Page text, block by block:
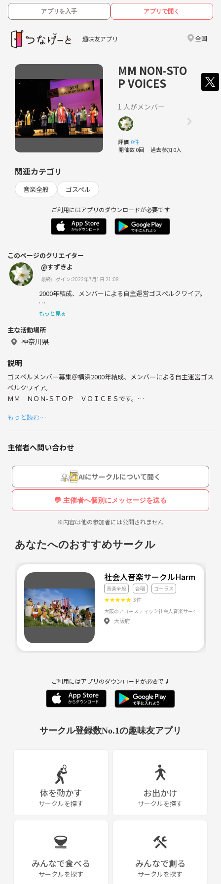
アプリを入手 アプリで開く
趣味友アプリ 全国
MM NON-STO
P VOICES
1 人がメンバー
評価 0件
開催数 0回 過去参加 0人
関連カテゴリ
音楽全般 ゴスペル
ご利用にはアプリのダウンロードが必要です
このページのクリエイター
@すずきよ
最終ログイン:2022年7月1日 21:08
2000年結成、メンバーによる自主運営ゴスペルクワイア。
ＭＭ ＮＯＮ-ＳＴＯＰ ＶＯＩＣＥＳです。
年齢も職業の違いも越えて集まった様々な顔ぶれのメンバ
ーが、好奇心旺盛にフットワークも軽く活動しているコー
ル担当、兼、広報、兼、MC等幅広く活動しています。
ステージに立って、今まで知らない自分に出会えるか
も？！ お気軽にお問い合わせくださいね。
もっと見る
主な活動場所
神奈川県
説明
ゴスペルメンバー募集＠横浜2000年結成、メンバーによる自主運営ゴス
ペルクワイア。
ＭＭ ＮＯＮ-ＳＴＯＰ ＶＯＩＣＥＳです。
旺盛にフットワークも軽く活動しているコーラスグループです。楽譜が
読めなくても大丈夫。耳と体でコツコツと歌を覚えていきます。ゴスペ
ルを歌ってみたい！音楽が好き！ならば、迷わずぜひご一緒に。
練習場所は白楽サロン（東横線白楽駅より徒歩5分）、毎週金曜日19：3
大人の部活動！笑いの絶えない、密度の濃い時間を過ごしています。
講師はパワフルソウルシンガーGONZA、見た目はクールながらうちに
横浜に数多くのゴスペルクワイアはありますが、生ピアノの素晴らしさ
ん！！！
詳しくはこちらをご覧ください。
http://mmgospel.web.fc2.com/
15年夏にはＦＭ横浜・ザブリーズ「街角ベスト5」、新聞折り込み広告
「タウンニュース神奈川区版」で紹介されました。
youtubeもご覧ください。
https://www.youtube.com/watch?v=pQL4MIJks40
コンサートの映像
https://www.youtube.com/watch?v=tZwap0fh7lU&feature=youtu.be
スポットライトを浴びて、ハジケたいあなた！
【サークル設立の想い】
設立し、グループとしてメンバー自身で運営しています。
講師による歌唱指導を受けながら、メンバー自らもアイデアを出し歌
もっと読む…
主催者へ問い合わせ
AIにサークルについて聞く
💬 主催者へ個別にメッセージを送る
※内容は他の参加者には公開されません
あなたへのおすすめサークル
社会人音楽サークルHarmonity
音楽全般 合唱 コーラス
★★★★★ 3件
大阪府
ご利用にはアプリのダウンロードが必要です
サークル登録数No.1の趣味友アプリ
体を動かす
サークルを探す
お出かけ
サークルを探す
みんなで食べる
サークルを探す
みんなで創る
サークルを探す